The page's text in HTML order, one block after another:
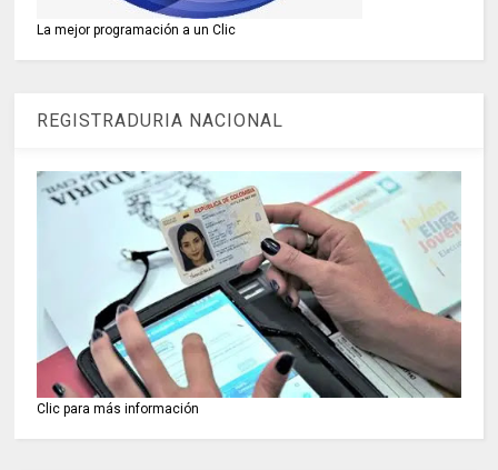
La mejor programación a un Clic
REGISTRADURIA NACIONAL
Clic para más información